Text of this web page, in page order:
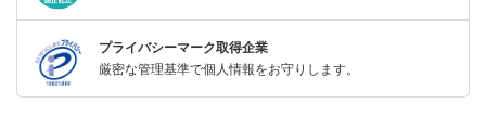
プライバシーマーク取得企業
厳密な管理基準で個人情報をお守りします。